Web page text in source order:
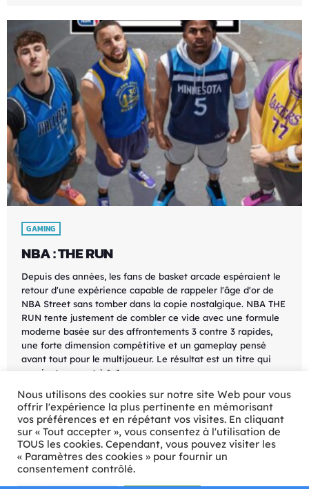
GAMING
NBA : THE RUN
Depuis des années, les fans de basket arcade espéraient le
retour d'une expérience capable de rappeler l'âge d'or de
NBA Street sans tomber dans la copie nostalgique. NBA THE
RUN tente justement de combler ce vide avec une formule
moderne basée sur des affrontements 3 contre 3 rapides,
une forte dimension compétitive et un gameplay pensé
avant tout pour le multijoueur. Le résultat est un titre qui
parvient souvent à […]
today 18/06/2026 25
Nous utilisons des cookies sur notre site Web pour vous
offrir l'expérience la plus pertinente en mémorisant
vos préférences et en répétant vos visites. En cliquant
sur « Tout accepter », vous consentez à l'utilisation de
TOUS les cookies. Cependant, vous pouvez visiter les
« Paramètres des cookies » pour fournir un
consentement contrôlé.